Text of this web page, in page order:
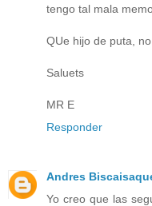
tengo tal mala
QUe hijo de puta,
Saluets
MR E
Responder
Andres
Yo creo que las